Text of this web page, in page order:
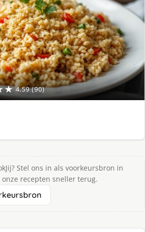
4.59 (90)
Stel ons in als voorkeursbron in
recepten sneller terug.